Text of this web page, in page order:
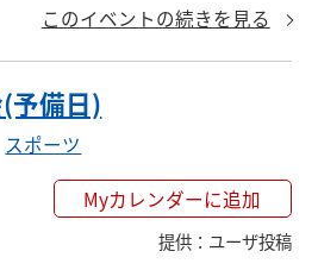
このイベントの続きを見る
予備日)
スポーツ
Myカレンダーに追加
提供： ユーザ投稿